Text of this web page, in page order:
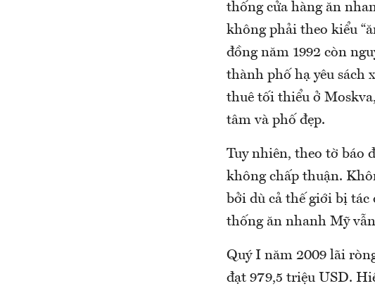
thống cửa hàng ăn
không phải theo kiểu
đồng năm 1992 còn
thành phố hạ yêu sách
thuê tối thiểu ở
tâm và phố đẹp.
Tuy nhiên, theo tờ báo
không chấp thuận.
bởi dù cả thế giới bị
thống ăn nhanh Mỹ
Quý I năm 2009 lãi
đạt 979,5 triệu USD.